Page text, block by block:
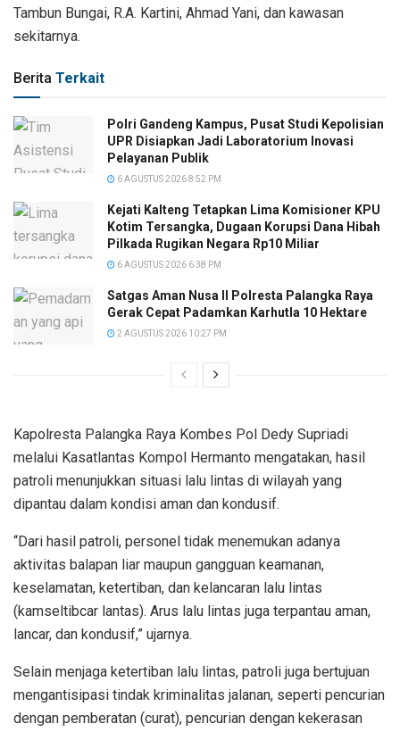
Tambun Bungai, R.A. Kartini, Ahmad Yani, dan kawasan
sekitarnya.
Berita Terkait
Polri Gandeng Kampus, Pusat Studi Kepolisian
UPR Disiapkan Jadi Laboratorium Inovasi
Pelayanan Publik
6 AGUSTUS 2026 8:52 PM
Kejati Kalteng Tetapkan Lima Komisioner KPU
Kotim Tersangka, Dugaan Korupsi Dana Hibah
Pilkada Rugikan Negara Rp10 Miliar
6 AGUSTUS 2026 6:38 PM
Satgas Aman Nusa II Polresta Palangka Raya
Gerak Cepat Padamkan Karhutla 10 Hektare
2 AGUSTUS 2026 10:27 PM
Kapolresta Palangka Raya Kombes Pol Dedy Supriadi
melalui Kasatlantas Kompol Hermanto mengatakan, hasil
patroli menunjukkan situasi lalu lintas di wilayah yang
dipantau dalam kondisi aman dan kondusif.
“Dari hasil patroli, personel tidak menemukan adanya
aktivitas balapan liar maupun gangguan keamanan,
keselamatan, ketertiban, dan kelancaran lalu lintas
(kamseltibcar lantas). Arus lalu lintas juga terpantau aman,
lancar, dan kondusif,” ujarnya.
Selain menjaga ketertiban lalu lintas, patroli juga bertujuan
mengantisipasi tindak kriminalitas jalanan, seperti pencurian
dengan pemberatan (curat), pencurian dengan kekerasan